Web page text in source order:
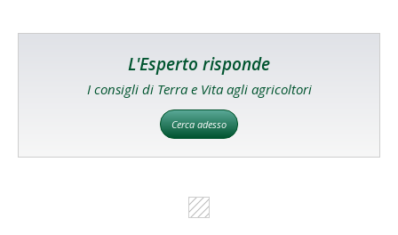
L'Esperto risponde
I consigli di Terra e Vita agli agricoltori
Cerca adesso